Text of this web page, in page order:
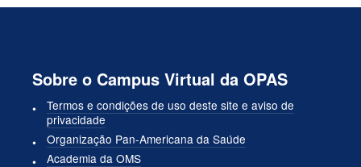
Sobre o Campus Virtual da OPAS
Termos e condições de uso deste site e aviso de
privacidade
Organização Pan-Americana da Saúde
Academia da OMS